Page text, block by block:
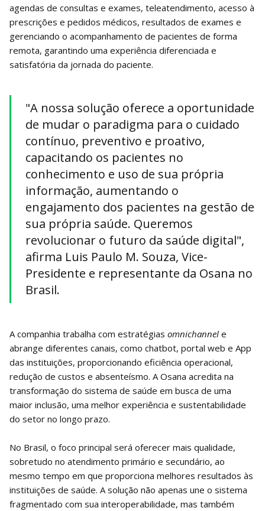
agendas de consultas e exames, teleatendimento, acesso à
prescrições e pedidos médicos, resultados de exames e
gerenciando o acompanhamento de pacientes de forma
remota, garantindo uma experiência diferenciada e
satisfatória da jornada do paciente.
"A nossa solução oferece a oportunidade
de mudar o paradigma para o cuidado
contínuo, preventivo e proativo,
capacitando os pacientes no
conhecimento e uso de sua própria
informação, aumentando o
engajamento dos pacientes na gestão de
sua própria saúde. Queremos
revolucionar o futuro da saúde digital",
afirma Luis Paulo M. Souza, Vice-
Presidente e representante da Osana no
Brasil.
A companhia trabalha com estratégias omnichannel e
abrange diferentes canais, como chatbot, portal web e App
das instituições, proporcionando eficiência operacional,
redução de custos e absenteísmo. A Osana acredita na
transformação do sistema de saúde em busca de uma
maior inclusão, uma melhor experiência e sustentabilidade
do setor no longo prazo.
No Brasil, o foco principal será oferecer mais qualidade,
sobretudo no atendimento primário e secundário, ao
mesmo tempo em que proporciona melhores resultados às
instituições de saúde. A solução não apenas une o sistema
fragmentado com sua interoperabilidade, mas também